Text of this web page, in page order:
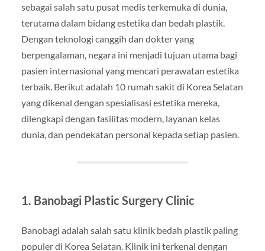
sebagai salah satu pusat medis terkemuka di dunia,
terutama dalam bidang estetika dan bedah plastik.
Dengan teknologi canggih dan dokter yang
berpengalaman, negara ini menjadi tujuan utama bagi
pasien internasional yang mencari perawatan estetika
terbaik. Berikut adalah 10 rumah sakit di Korea Selatan
yang dikenal dengan spesialisasi estetika mereka,
dilengkapi dengan fasilitas modern, layanan kelas
dunia, dan pendekatan personal kepada setiap pasien.
1. Banobagi Plastic Surgery Clinic
Banobagi adalah salah satu klinik bedah plastik paling
populer di Korea Selatan. Klinik ini terkenal dengan